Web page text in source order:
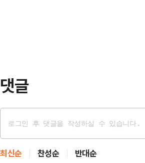
댓글
최신순 찬성순 반대순